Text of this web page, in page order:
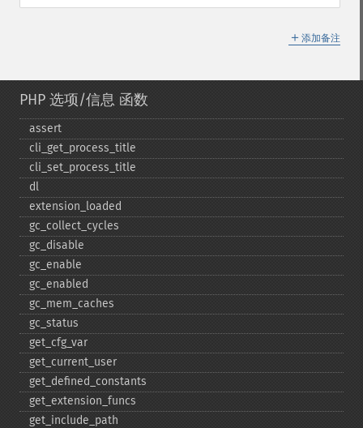
＋ 添加备注
PHP 选项/信息 函数
assert
cli_​get_​process_​title
cli_​set_​process_​title
dl
extension_​loaded
gc_​collect_​cycles
gc_​disable
gc_​enable
gc_​enabled
gc_​mem_​caches
gc_​status
get_​cfg_​var
get_​current_​user
get_​defined_​constants
get_​extension_​funcs
get_​include_​path